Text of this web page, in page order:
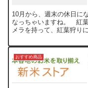
10月から、週末の休日に
なっちゃいますね。 紅
メラを持って、紅葉狩り
おすすめ商品